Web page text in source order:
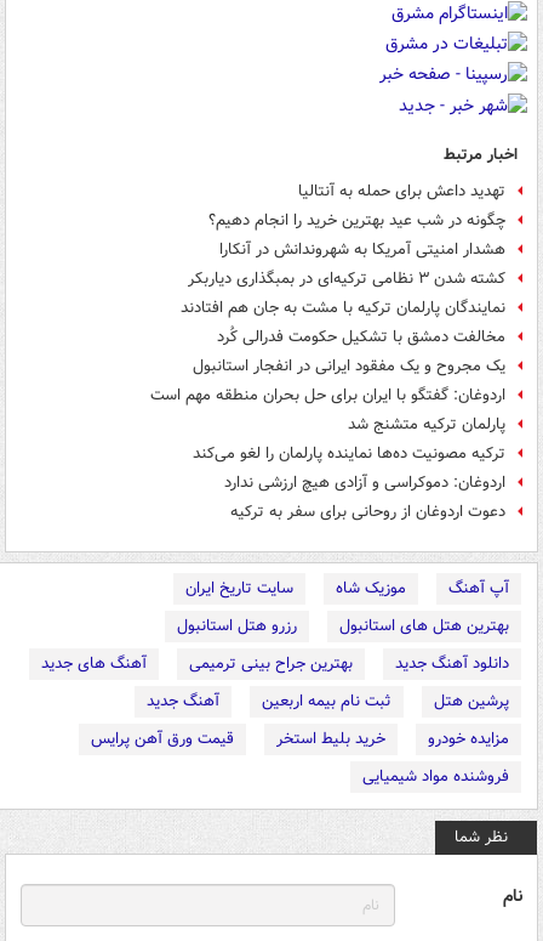
اخبار مرتبط
تهدید داعش برای حمله به آنتالیا
چگونه در شب عید بهترین خرید را انجام دهیم؟
هشدار امنیتی آمریکا به شهروندانش در آنکارا
کشته شدن ۳ نظامی ترکیه‌ای در بمبگذاری دیاربکر
نمایندگان پارلمان ترکیه با مشت به جان هم افتادند
مخالفت دمشق با تشکیل حکومت فدرالی کُرد
یک مجروح و یک مفقود ایرانی در انفجار استانبول
اردوغان: گفتگو با ایران برای حل بحران منطقه مهم است
پارلمان ترکیه متشنج شد
ترکیه مصونیت ده‌ها نماینده پارلمان را لغو می‌کند
اردوغان: دموکراسی و آزادی هیچ ارزشی ندارد
دعوت اردوغان از روحانی برای سفر به ترکیه
آپ آهنگ موزیک شاه
سایت تاریخ ایران
بهترین هتل های استانبول
رزرو هتل استانبول
دانلود آهنگ جدید
بهترین جراح بینی ترمیمی
آهنگ های جدید
پرشین هتل
ثبت نام بیمه اربعین
آهنگ جدید
مزایده خودرو
خرید بلیط استخر
قیمت ورق آهن پرایس
فروشنده مواد شیمیایی
نظر شما
نام